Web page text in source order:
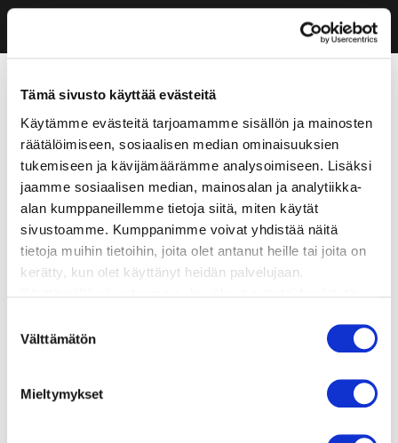
Tämä sivusto käyttää evästeitä
Käytämme evästeitä tarjoamamme sisällön ja mainosten
räätälöimiseen, sosiaalisen median ominaisuuksien
tukemiseen ja kävijämäärämme analysoimiseen. Lisäksi
jaamme sosiaalisen median, mainosalan ja analytiikka-
alan kumppaneillemme tietoja siitä, miten käytät
sivustoamme. Kumppanimme voivat yhdistää näitä
tietoja muihin tietoihin, joita olet antanut heille tai joita on
kerätty, kun olet käyttänyt heidän palvelujaan.
valinta
Välttämätön
Mieltymykset